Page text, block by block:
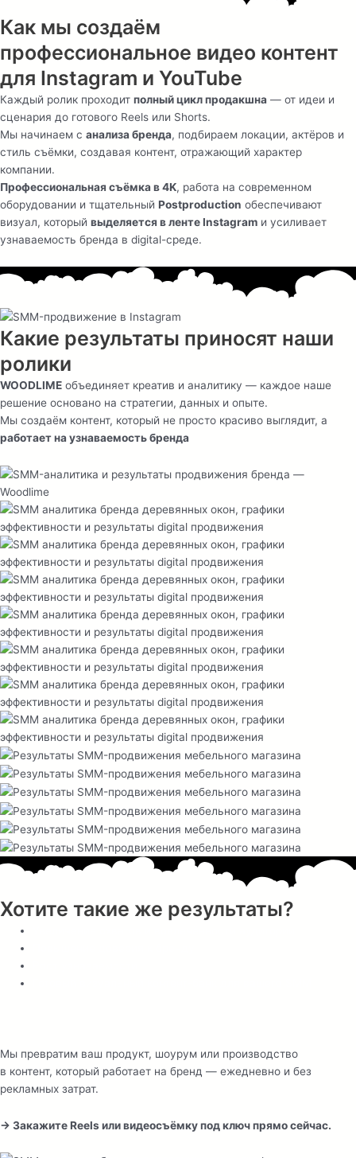
Как мы создаём
профессиональное видео контент
для Instagram и YouTube
Каждый ролик проходит полный цикл продакшна — от идеи и
сценария до готового Reels или Shorts.
Мы начинаем с анализа бренда, подбираем локации, актёров и
стиль съёмки, создавая контент, отражающий характер
компании.
Профессиональная съёмка в 4K, работа на современном
оборудовании и тщательный Postproduction обеспечивают
визуал, который выделяется в ленте Instagram и усиливает
узнаваемость бренда в digital-среде.
Какие результаты приносят наши
ролики
WOODLIME объединяет креатив и аналитику — каждое наше
решение основано на стратегии, данных и опыте.
Мы создаём контент, который не просто красиво выглядит, а
работает на узнаваемость бренда
Хотите такие же результаты?
Мы превратим ваш продукт, шоурум или производство
в контент, который работает на бренд — ежедневно и без
рекламных затрат.
→ Закажите Reels или видеосъёмку под ключ прямо сейчас.